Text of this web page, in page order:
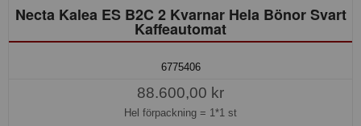
Necta Kalea ES B2C 2 Kvarnar Hela Bönor Svart
Kaffeautomat
6775406
88.600,00 kr
Hel förpackning = 1*1 st